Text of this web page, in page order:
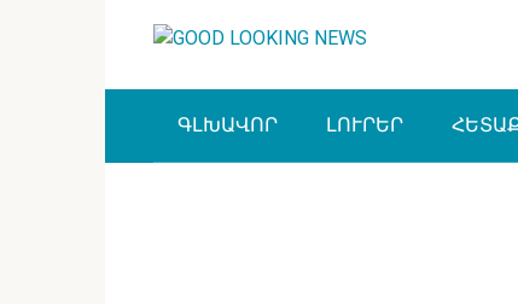
ԳԼԽԱՎՈՐ ԼՈՒՐԵՐ